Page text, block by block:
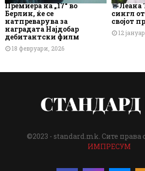
Премиера на „17“ во
Берлин, ќе се
натпреварува за
наградата Најдобар
дебитантски филм
18 февруари, 2026
Леана
сингл
својот
12
©2023 - standard.mk. Сите права
ИМПРЕСУМ